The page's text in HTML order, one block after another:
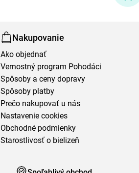
Nakupovanie
Ako objednať
Vernostný program Pohodáci
Spôsoby a ceny dopravy
Spôsoby platby
Prečo nakupovať u nás
Nastavenie cookies
Obchodné podmienky
Starostlivosť o bielizeň